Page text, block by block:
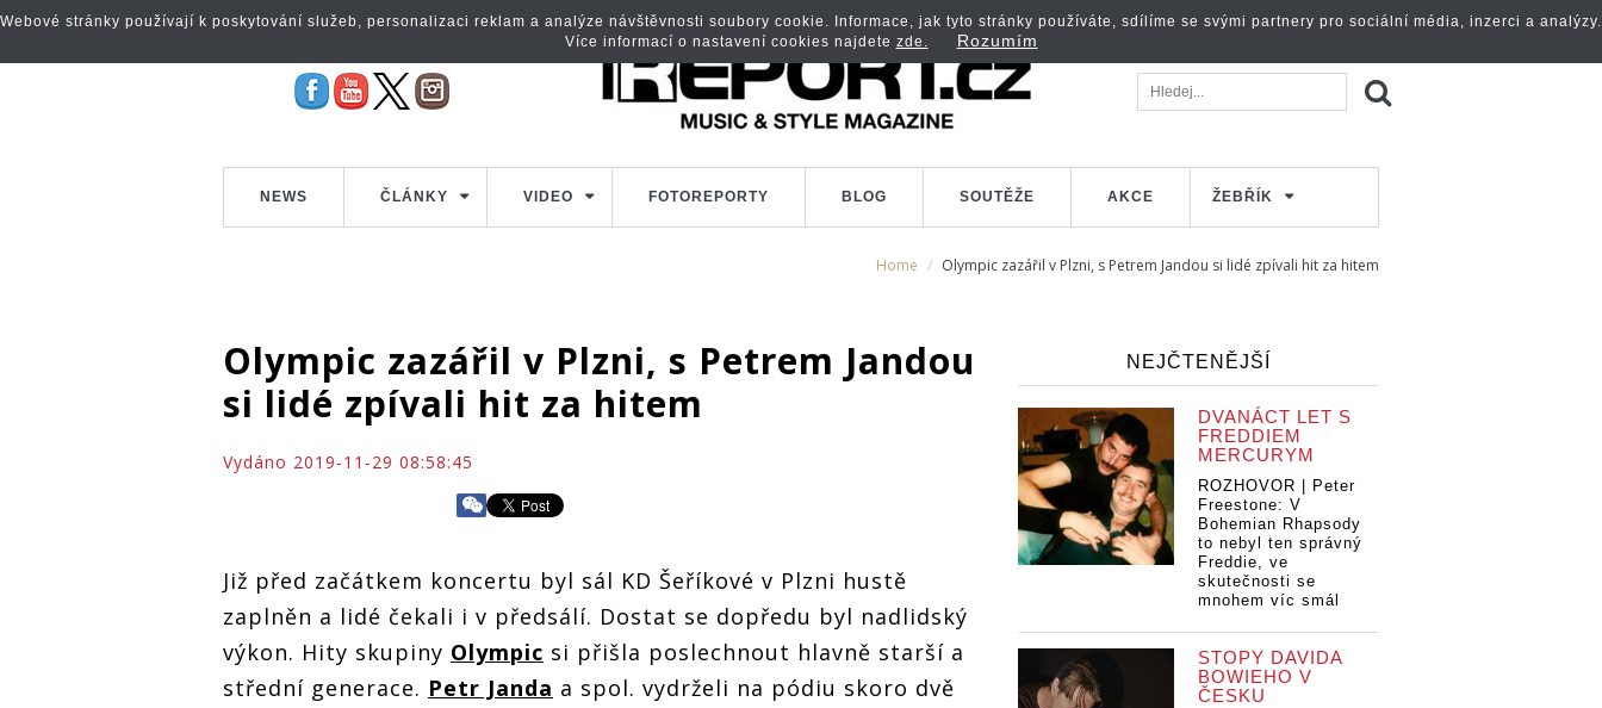
NEWS ČLÁNKY VIDEO FOTOREPORTY BLOG SOUTĚŽE AKCE ŽEBŘÍK
Home Olympic zazářil v Plzni, s Petrem Jandou si lidé zpívali hit za hitem
Olympic zazářil v Plzni, s Petrem Jandou
si lidé zpívali hit za hitem
Vydáno 2019-11-29 08:58:45
Již před začátkem koncertu byl sál KD Šeříkové v Plzni hustě
zaplněn a lidé čekali i v předsálí. Dostat se dopředu byl nadlidský
výkon. Hity skupiny Olympic si přišla poslechnout hlavně starší a
střední generace. Petr Janda a spol. vydrželi na pódiu skoro dvě
NEJČTENĚJŠÍ
DVANÁCT LET S
FREDDIEM
MERCURYM
ROZHOVOR | Peter
Freestone: V
Bohemian Rhapsody
to nebyl ten správný
Freddie, ve
skutečnosti se
mnohem víc smál
STOPY DAVIDA
BOWIEHO V
ČESKU
Webové stránky používají k poskytování služeb, personalizaci reklam a analýze návštěvnosti soubory cookie. Informace, jak tyto stránky používáte, sdílíme se svými partnery pro sociální média, inzerci a analýzy.
Více informací o nastavení cookies najdete zde. Rozumím